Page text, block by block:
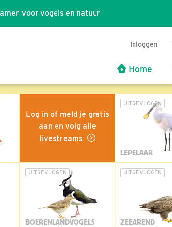
voor vogels en natuur
Inloggen
Home
Log in of meld je gratis
aan en volg alle
livestreams
UITGEVLOGEN
LEPELAAR
UITGEVLOGEN
BOERENLANDVOGELS
UITGEVLOGEN
ZEEAREND